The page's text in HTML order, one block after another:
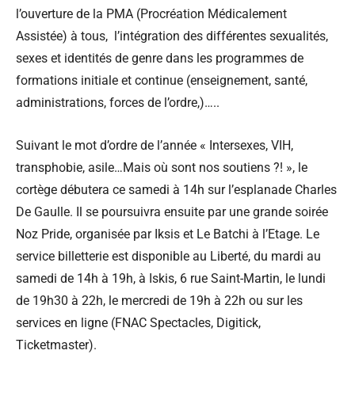
l’ouverture de la PMA (Procréation Médicalement
Assistée) à tous, l’intégration des différentes sexualités,
sexes et identités de genre dans les programmes de
formations initiale et continue (enseignement, santé,
administrations, forces de l’ordre,)…..
Suivant le mot d’ordre de l’année « Intersexes, VIH,
transphobie, asile…Mais où sont nos soutiens ?! », le
cortège débutera ce samedi à 14h sur l’esplanade Charles
De Gaulle. Il se poursuivra ensuite par une grande soirée
Noz Pride, organisée par Iksis et Le Batchi à l’Etage. Le
service billetterie est disponible au Liberté, du mardi au
samedi de 14h à 19h, à Iskis, 6 rue Saint-Martin, le lundi
de 19h30 à 22h, le mercredi de 19h à 22h ou sur les
services en ligne (FNAC Spectacles, Digitick,
Ticketmaster).